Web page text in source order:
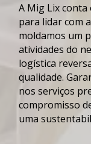
A Mig Lix
para lidar com
moldamos um
atividades do
logística
qualidade.
nos serviços
compromisso
uma